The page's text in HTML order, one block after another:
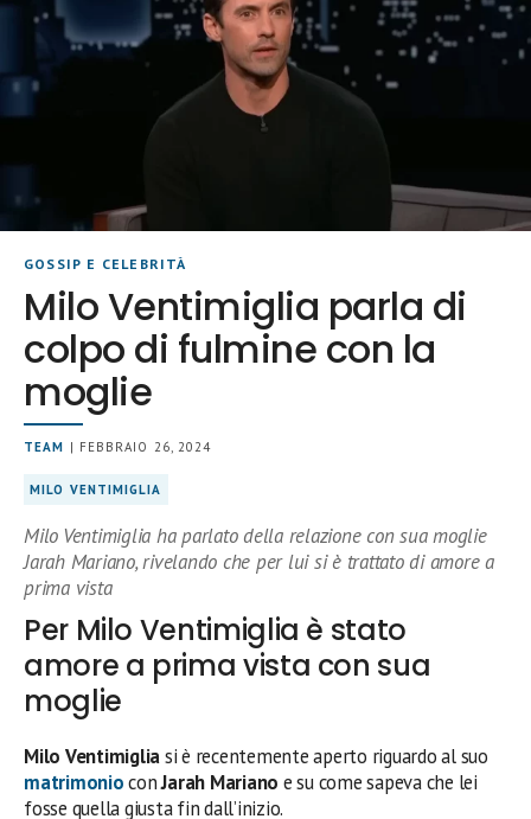
GOSSIP E CELEBRITÀ
Milo Ventimiglia parla di
colpo di fulmine con la
moglie
TEAM | FEBBRAIO 26, 2024
MILO VENTIMIGLIA
Milo Ventimiglia ha parlato della relazione con sua moglie
Jarah Mariano, rivelando che per lui si è trattato di amore a
prima vista
Per Milo Ventimiglia è stato
amore a prima vista con sua
moglie
Milo Ventimigliasi è recentemente aperto riguardo al suo
matrimonioconJarah Mariano e su come sapeva che lei
fosse quella giusta fin dall’inizio.